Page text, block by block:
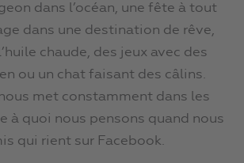
dans l’océan, une fête à tout
dans une destination de rêve,
chaude, des jeux avec des
ou un chat faisant des câlins.
nous met constamment dans les
à quoi nous pensons quand nous
qui rient sur Facebook.